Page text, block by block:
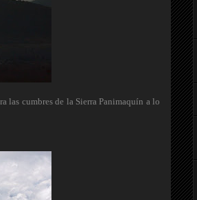
las cumbres de la Sierra Panimaquín a lo